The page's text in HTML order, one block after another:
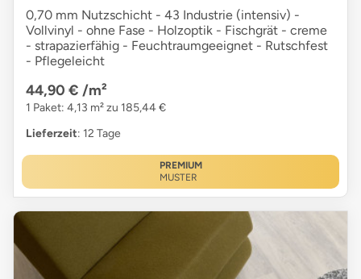
0,70 mm Nutzschicht - 43 Industrie (intensiv) -
Vollvinyl - ohne Fase - Holzoptik - Fischgrät - creme
- strapazierfähig - Feuchtraumgeeignet - Rutschfest
- Pflegeleicht
44,90 € /m²
1 Paket: 4,13 m² zu 185,44 €
Lieferzeit: 12 Tage
PREMIUM
MUSTER